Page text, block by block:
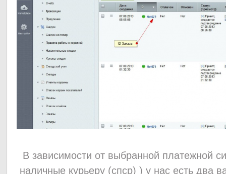
В зависимости от выбранной платежной
наличные курьеру (спср) ) у нас есть два